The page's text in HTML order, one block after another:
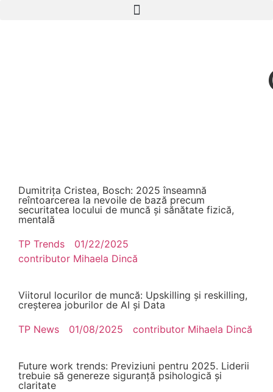
Dumitrița Cristea, Bosch: 2025 înseamnă
reîntoarcerea la nevoile de bază precum
securitatea locului de muncă și sănătate fizică,
mentală
TP Trends
01/22/2025
contributor Mihaela Dincă
Viitorul locurilor de muncă: Upskilling și reskilling,
creșterea joburilor de AI și Data
TP News
01/08/2025 contributor Mihaela Dincă
Future work trends: Previziuni pentru 2025. Liderii
trebuie să genereze siguranță psihologică și
claritate